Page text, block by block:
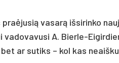
va­sarą iš­si­rin­ko
va­do­va­vu­si A. Bier­le-
ar su­tiks – kol kas